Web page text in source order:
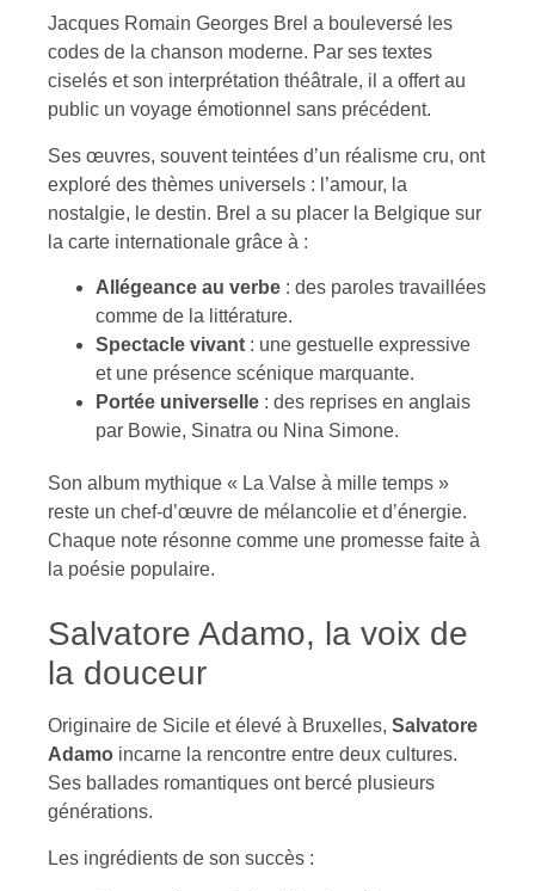
Jacques Romain Georges Brel a bouleversé les
codes de la chanson moderne. Par ses textes
ciselés et son interprétation théâtrale, il a offert au
public un voyage émotionnel sans précédent.
Ses œuvres, souvent teintées d’un réalisme cru, ont
exploré des thèmes universels : l’amour, la
nostalgie, le destin. Brel a su placer la Belgique sur
la carte internationale grâce à :
Allégeance au verbe : des paroles travaillées
comme de la littérature.
Spectacle vivant : une gestuelle expressive
et une présence scénique marquante.
Portée universelle : des reprises en anglais
par Bowie, Sinatra ou Nina Simone.
Son album mythique « La Valse à mille temps »
reste un chef-d’œuvre de mélancolie et d’énergie.
Chaque note résonne comme une promesse faite à
la poésie populaire.
Salvatore Adamo, la voix de
la douceur
Originaire de Sicile et élevé à Bruxelles, Salvatore
Adamo incarne la rencontre entre deux cultures.
Ses ballades romantiques ont bercé plusieurs
générations.
Les ingrédients de son succès :